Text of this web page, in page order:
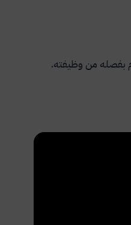
بفصله من وظيفته.